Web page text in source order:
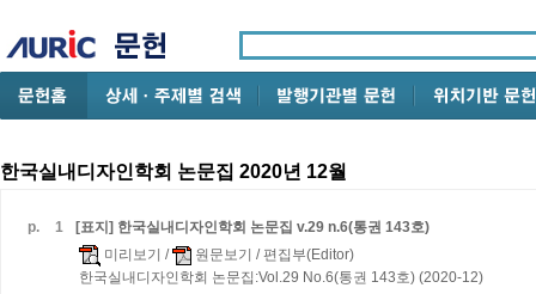
한국실내디자인학회 논문집 2020년 12월
p. 1
[표지] 한국실내디자인학회 논문집 v.29 n.6(통권 143호)
미리보기 / 원문보기 / 편집부(Editor)
한국실내디자인학회 논문집:Vol.29 No.6(통권 143호) (2020-12)